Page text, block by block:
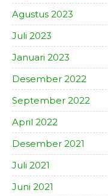
Agustus 2023
Juli 2023
Januari 2023
Desember 2022
September 2022
April 2022
Desember 2021
Juli 2021
Juni 2021